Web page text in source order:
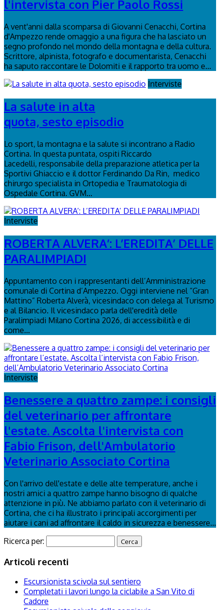
l'intervista con Pier Paolo Rossi
A vent'anni dalla scomparsa di Giovanni Cenacchi, Cortina
d'Ampezzo rende omaggio a una figura che ha lasciato un
segno profondo nel mondo della montagna e della cultura.
Scrittore, alpinista, fotografo e documentarista, Cenacchi
ha saputo raccontare le Dolomiti e il rapporto tra uomo e...
Interviste
La salute in alta
quota, sesto episodio
Lo sport, la montagna e la salute si incontrano a Radio
Cortina. In questa puntata, ospiti Riccardo
Lacedelli, responsabile della preparazione atletica per la
Sportivi Ghiaccio e il dottor Ferdinando Da Rin, medico
chirurgo specialista in Ortopedia e Traumatologia di
Ospedale Cortina. GVM...
Interviste
ROBERTA ALVERA’: L’EREDITA’ DELLE
PARALIMPIADI
Appuntamento con i rappresentanti dell’Amministrazione
comunale di Cortina d’Ampezzo. Oggi interviene nel “Gran
Mattino” Roberta Alverà, vicesindaco con delega al Turismo
e al Bilancio. Il vicesindaco parla dell'eredità delle
Paralimpiadi Milano Cortina 2026, di accessibilità e di
come...
Interviste
Benessere a quattro zampe: i consigli
del veterinario per affrontare
l'estate. Ascolta l'intervista con
Fabio Frison, dell'Ambulatorio
Veterinario Associato Cortina
Con l'arrivo dell'estate e delle alte temperature, anche i
nostri amici a quattro zampe hanno bisogno di qualche
attenzione in più. Ne abbiamo parlato con il veterinario di
Cortina, che ci ha illustrato i principali accorgimenti per
aiutare i cani ad affrontare il caldo in sicurezza e benessere...
Ricerca per:
Articoli recenti
Escursionista scivola sul sentiero
Completati i lavori lungo la ciclabile a San Vito di
Cadore